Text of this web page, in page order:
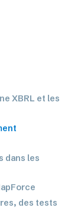
XBRL et les
dans les
des tests